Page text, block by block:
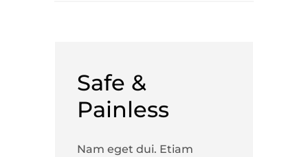
Safe &
Painless
Nam eget dui. Etiam